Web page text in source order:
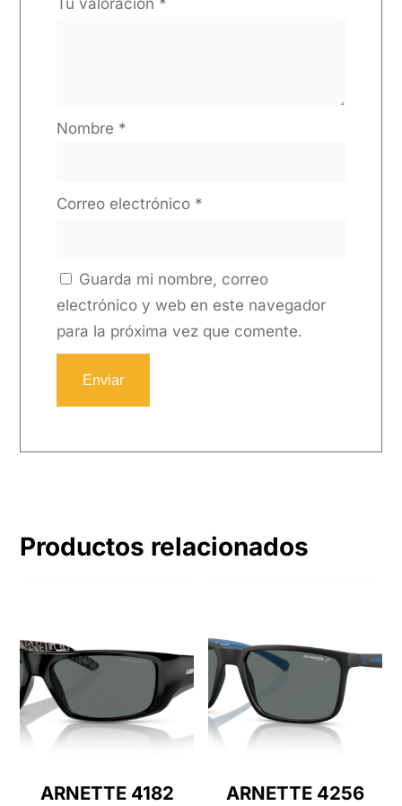
Nombre *
Correo electrónico *
Guarda mi nombre, correo
electrónico y web en este navegador
para la próxima vez que comente.
Productos relacionados
ARNETTE 4182
ARNETTE 4256